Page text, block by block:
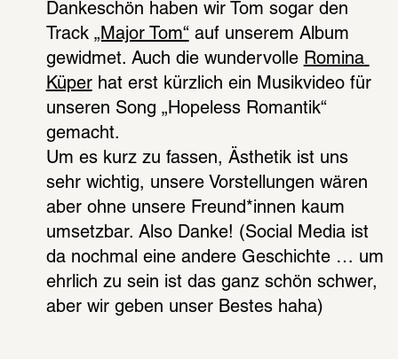
Dankeschön haben wir Tom sogar den
Track „Major Tom“ auf unserem Album
gewidmet. Auch die wundervolle Romina
Küper hat erst kürzlich ein Musikvideo für
unseren Song „Hopeless Romantik“
gemacht.
Um es kurz zu fassen, Ästhetik ist uns
sehr wichtig, unsere Vorstellungen wären
aber ohne unsere Freund*innen kaum
umsetzbar. Also Danke! (Social Media ist
da nochmal eine andere Geschichte … um
ehrlich zu sein ist das ganz schön schwer,
aber wir geben unser Bestes haha)